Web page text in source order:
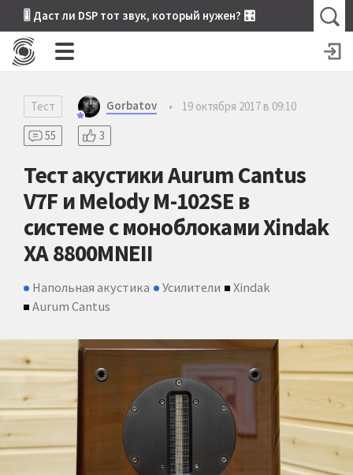
🎚 Даст ли DSP тот звук, который нужен? 🎛
Тест Gorbatov •
19 октября 2017 в 09:10
55
3
Тест акустики Aurum Cantus
V7F и Melody M-102SE в
системе с моноблоками Xindak
XA 8800MNEII
Напольная акустика Усилители
Xindak
Aurum Cantus